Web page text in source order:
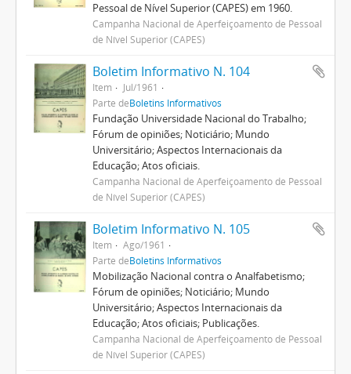
Pessoal de Nível Superior (CAPES) em 1960.
Campanha Nacional de Aperfeiçoamento de Pessoal
de Nível Superior (CAPES)
Boletim Informativo N. 104
Item
Jul/1961
Parte deBoletins Informativos
Fundação Universidade Nacional do Trabalho;
Fórum de opiniões; Noticiário; Mundo
Universitário; Aspectos Internacionais da
Educação; Atos oficiais.
Campanha Nacional de Aperfeiçoamento de Pessoal
de Nível Superior (CAPES)
Boletim Informativo N. 105
Item
Ago/1961
Parte deBoletins Informativos
Mobilização Nacional contra o Analfabetismo;
Fórum de opiniões; Noticiário; Mundo
Universitário; Aspectos Internacionais da
Educação; Atos oficiais; Publicações.
Campanha Nacional de Aperfeiçoamento de Pessoal
de Nível Superior (CAPES)